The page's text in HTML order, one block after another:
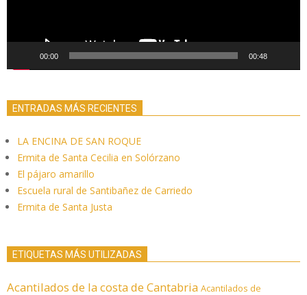
00:00 00:48
ENTRADAS MÁS RECIENTES
LA ENCINA DE SAN ROQUE
Ermita de Santa Cecilia en Solórzano
El pájaro amarillo
Escuela rural de Santibañez de Carriedo
Ermita de Santa Justa
ETIQUETAS MÁS UTILIZADAS
Acantilados de la costa de Cantabria Acantilados de